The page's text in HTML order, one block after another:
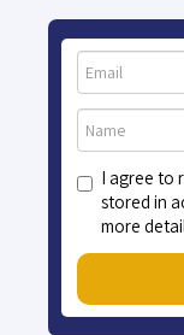
I agree to
stored in
more